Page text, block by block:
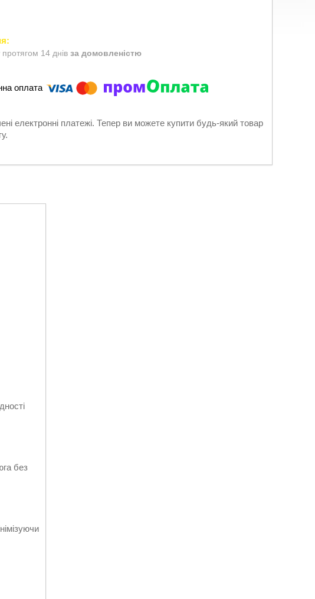
14 днів за домовленістю
електронні платежі. Тепер ви можете купити будь-який товар
без